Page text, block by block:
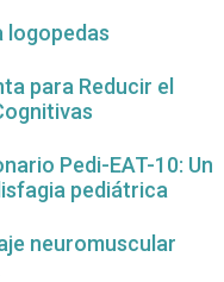
logopedas
para Reducir el
Pedi-EAT-10: Un
pediátrica
neuromuscular